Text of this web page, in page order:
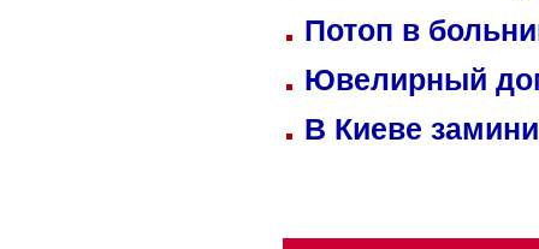
Потоп в
Ювелирный
В Киеве